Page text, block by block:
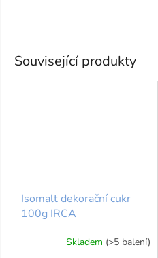
Související produkty
Isomalt dekorační cukr
100g IRCA
Skladem (>5 balení)